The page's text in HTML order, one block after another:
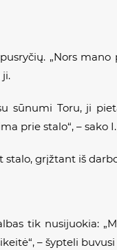
„Nors
ji.
sūnumi Toru, ji
prie stalo“, – sako
stalo, grįžtant iš
tik nusijuokia:
– šypteli buvusi